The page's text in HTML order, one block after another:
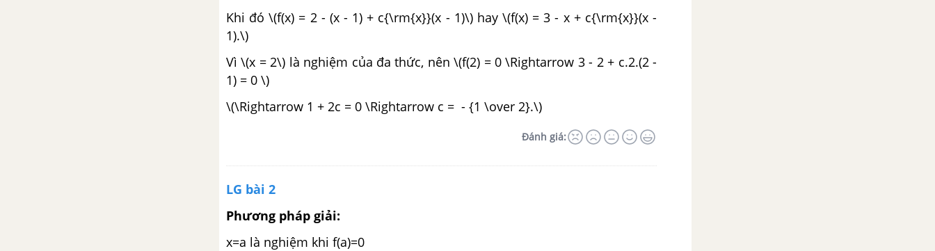
Khi đó \(f(x) = 2 - (x - 1) + c{\rm{x}}(x - 1)\) hay \(f(x) = 3 - x + c{\rm{x}}(x -
1).\)
Vì \(x = 2\) là nghiệm của đa thức, nên \(f(2) = 0 \Rightarrow 3 - 2 + c.2.(2 -
1) = 0 \)
\(\Rightarrow 1 + 2c = 0 \Rightarrow c = - {1 \over 2}.\)
Đánh giá:
LG bài 2
Phương pháp giải:
x=a là nghiệm khi f(a)=0